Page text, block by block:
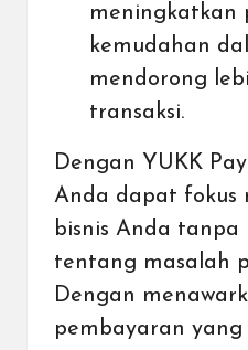
meningkatkan
kemudahan
mendorong
transaksi.
Dengan YUKK
Anda dapat fokus
bisnis Anda tanpa
tentang masalah
Dengan
pembayaran yang